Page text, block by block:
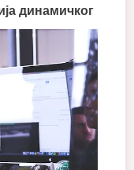
динамичког